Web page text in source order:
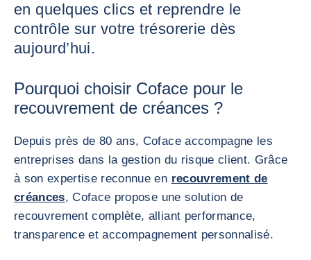
en quelques clics et reprendre le
contrôle sur votre trésorerie dès
aujourd’hui.
Pourquoi choisir Coface pour le
recouvrement de créances ?
Depuis près de 80 ans, Coface accompagne les
entreprises dans la gestion du risque client. Grâce
à son expertise reconnue en recouvrement de
créances, Coface propose une solution de
recouvrement complète, alliant performance,
transparence et accompagnement personnalisé.